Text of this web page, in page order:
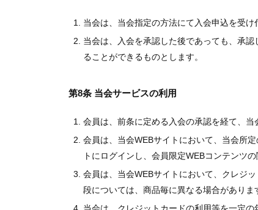
当会は、当会指定の方法にて入会申込を受
当会は、入会を承認した後であっても、承
ることができるものとします。
第8条 当会サービスの利用
会員は、前条に定める入会の承認を経て、当
会員は、当会WEBサイトにおいて、当会所
トにログインし、会員限定WEBコンテンツ
会員は、当会WEBサイトにおいて、クレジ
段については、商品毎に異なる場合がありま